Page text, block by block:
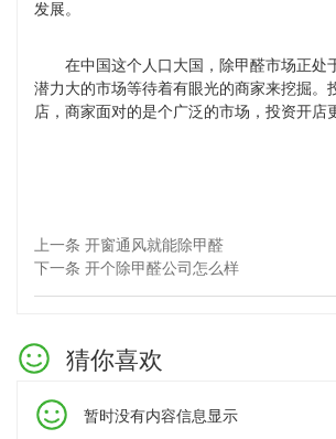
发展。
在中国这个人口大国，除甲醛市场正处
潜力大的市场等待着有眼光的商家来挖掘。
店，商家面对的是个广泛的市场，投资开店
上一条 开窗通风就能除甲醛
下一条 开个除甲醛公司怎么样
猜你喜欢
暂时没有内容信息显示